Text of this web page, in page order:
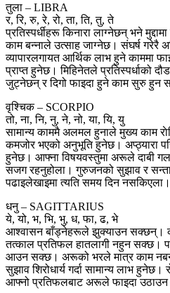
तुला – LIBRA
र, रि, रु, रे, रो, ता, ति, तु, ते
प्रतिस्पर्धीहरू किनारा लाग्नेछन् भने
काम बन्नाले उत्साह जाग्नेछ। संघर्ष गरेरै
व्यापारलगायत आर्थिक लाभ हुने काममा
प्राप्त हुनेछ। मिहिनेतले प्रतिस्पर्धाको
जुट्नेछन् र दिगो फाइदा हुने काम सुरु हुन
वृश्चिक – SCORPIO
तो, ना, नि, नु, ने, नो, या, यि, यु
सामान्य काममै अलमल हुनाले मुख्य काम
कमजोर भएको अनुभूति हुनेछ। अप्ठ्यारा
हुनेछ। आफ्ना विषयवस्तुमा अरूले दाबी
सजग रहनुहोला। गुरुजनको सुझाव र
पढाइलेखाइमा त्यति समय दिन नसकिएला।
धनु – SAGITTARIUS
ये, यो, भ, भि, भु, ध, फा, ढ, भे
आश्वासन बाँड्नेहरूले झुक्याउन सक्छन्।
तत्काल प्रतिफल हातलागी नहुन सक्छ।
आउन सक्छ। अरूको भरले मात्र काम
सुझाव शिरोधार्य गर्दा सामान्य लाभ हुनेछ।
आफ्नो प्रतिफलबाट अरूले फाइदा